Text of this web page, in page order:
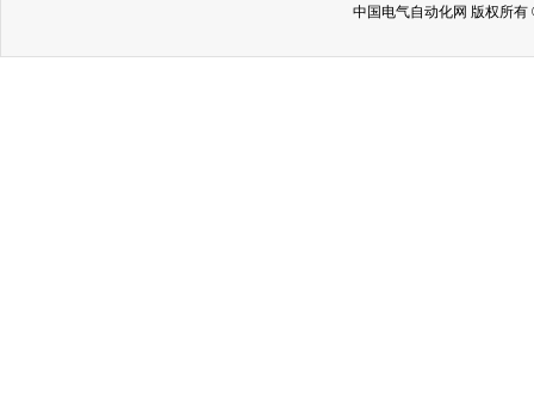
中国电气自动化网 版权所